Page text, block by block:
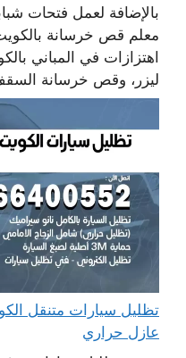
بالإضافة لعمل فتحات
معلم قص خرسانة
اهتزازات في المباني
ليزر، وقص خرسانة
عازل حراري